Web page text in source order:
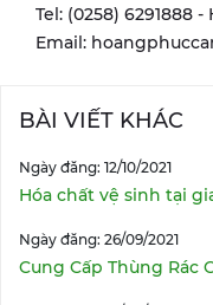
Tel: (0258) 6291888
Email:
BÀI VIẾT KHÁC
Ngày đăng: 12/10/2021
Hóa chất vệ sinh tại
Ngày đăng: 26/09/2021
Cung Cấp Thùng Rác